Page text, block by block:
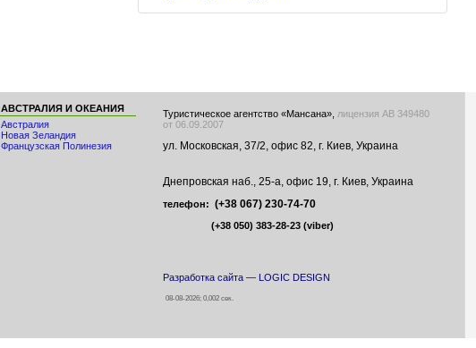
АВСТРАЛИЯ И ОКЕАНИЯ
Австралия
Новая Зеландия
Французская Полинезия
Туристическое агентство «Мансана», лицензия АВ 349480
от 06.09.2007
ул. Московская, 37/2, офис 82, г. Киев, Украина
Днепровская наб., 25-а, офис 19, г. Киев, Украина
телефон: (+38 067) 230-74-70
(+38 050) 383-28-23 (viber)
Разработка сайта — LOGIC DESIGN
08-08-2026; 0,002 сек.